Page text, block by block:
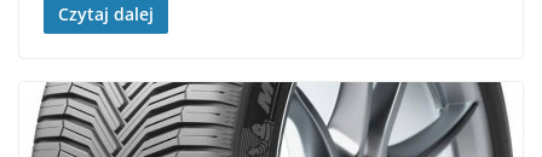
Czytaj dalej